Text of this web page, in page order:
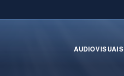
AUDIOVISUAIS